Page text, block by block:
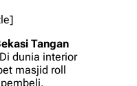
Tangan
Di dunia interior
masjid roll